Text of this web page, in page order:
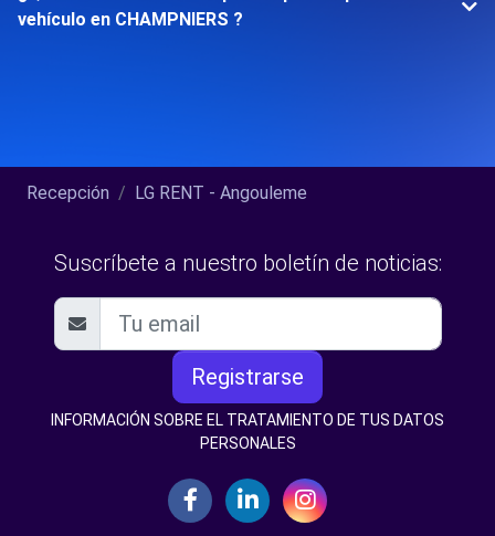
vehículo en CHAMPNIERS ?
Recepción LG RENT - Angouleme
Suscríbete a nuestro boletín de noticias:
Registrarse
INFORMACIÓN SOBRE EL TRATAMIENTO DE TUS DATOS
PERSONALES